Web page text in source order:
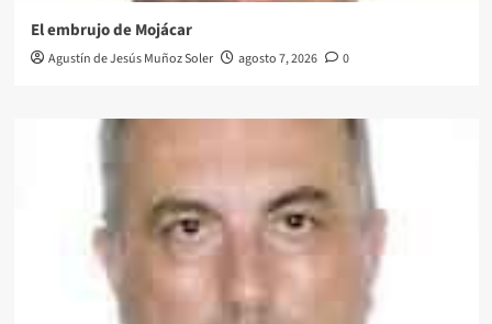
El embrujo de Mojácar
Agustín de Jesús Muñoz Soler agosto 7, 2026 0